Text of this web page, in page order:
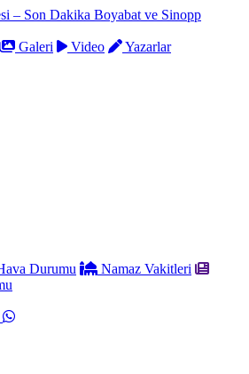
Galeri Video
Yazarlar
Durumu
Namaz Vakitleri